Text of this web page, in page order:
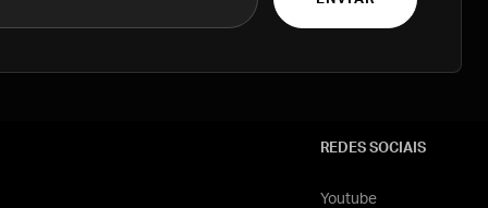
REDES SOCIAIS
Youtube